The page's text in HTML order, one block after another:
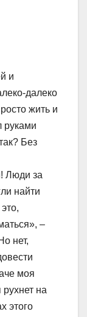
и
далеко
жить и
руками
Без
Люди за
найти
–
нет,
моя
на
этого